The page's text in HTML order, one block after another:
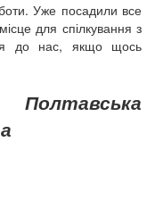
Уже посадили все
для спілкування з
до нас, якщо щось